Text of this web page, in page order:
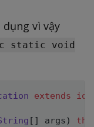
vì vậy
static void
extends io
[ ] args )